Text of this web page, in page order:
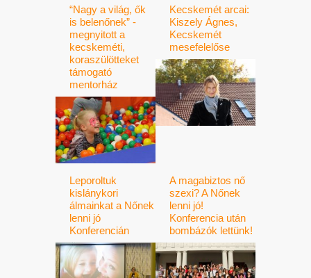
“Nagy a világ, ők
is belenőnek” -
megnyitott a
kecskeméti,
koraszülötteket
támogató
mentorház
Kecskemét arcai:
Kiszely Ágnes,
Kecskemét
mesefelelőse
Leporoltuk
kislánykori
álmainkat a Nőnek
lenni jó
Konferencián
A magabiztos nő
szexi? A Nőnek
lenni jó!
Konferencia után
bombázók lettünk!